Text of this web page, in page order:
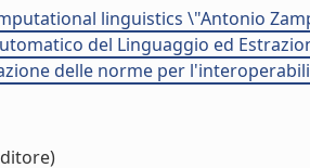
linguistics \"Antonio
del Linguaggio ed
delle norme per